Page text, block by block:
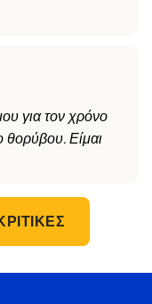
για τον χρόνο
θορύβου. Είμαι